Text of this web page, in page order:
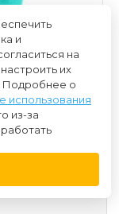
и
на
их
Подробнее о
использования
из-за